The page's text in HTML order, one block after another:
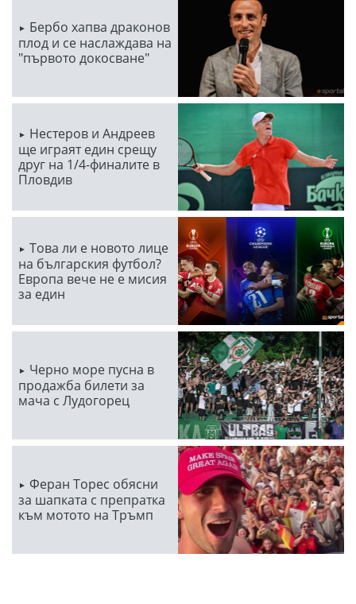
Бербо хапва драконов
плод и се наслаждава на
"първото докосване"
Нестеров и Андреев
ще играят един срещу
друг на 1/4-финалите в
Пловдив
Това ли е новото лице
на българския футбол?
Европа вече не е мисия
за един
Черно море пусна в
продажба билети за
мача с Лудогорец
Феран Торес обясни
за шапката с препратка
към мотото на Тръмп